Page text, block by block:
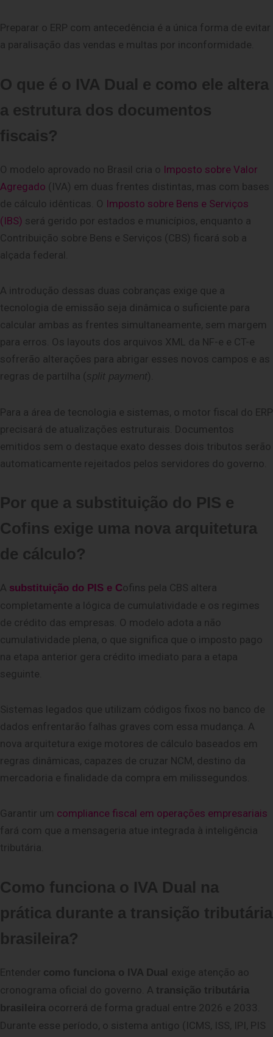
Preparar o ERP com antecedência é a única forma de evitar
a paralisação das vendas e multas por inconformidade.
O que é o IVA Dual e como ele altera
a estrutura dos documentos
fiscais?
O modelo aprovado no Brasil cria o Imposto sobre Valor
Agregado (IVA) em duas frentes distintas, mas com bases
de cálculo idênticas. O Imposto sobre Bens e Serviços
(IBS) será gerido por estados e municípios, enquanto a
Contribuição sobre Bens e Serviços (CBS) ficará sob a
alçada federal.
A introdução dessas duas cobranças exige que a
tecnologia de emissão seja dinâmica o suficiente para
calcular ambas as frentes simultaneamente, sem margem
para erros. Os layouts dos arquivos XML da NF-e e CT-e
sofrerão alterações para abrigar esses novos campos e as
regras de partilha ( split payment).
Para a área de tecnologia e sistemas, o motor fiscal do ERP
precisará de atualizações estruturais. Documentos
emitidos sem o destaque exato desses dois tributos serão
automaticamente rejeitados pelos servidores do governo.
Por que a substituição do PIS e
Cofins exige uma nova arquitetura
de cálculo?
A substituição do PIS e Cofins pela CBS altera
completamente a lógica de cumulatividade e os regimes
de crédito das empresas. O modelo adota a não
cumulatividade plena, o que significa que o imposto pago
na etapa anterior gera crédito imediato para a etapa
seguinte.
Sistemas legados que utilizam códigos fixos no banco de
dados enfrentarão falhas graves com essa mudança. A
nova arquitetura exige motores de cálculo baseados em
regras dinâmicas, capazes de cruzar NCM, destino da
mercadoria e finalidade da compra em milissegundos.
Garantir um compliance fiscal em operações empresariais
fará com que a mensageria atue integrada à inteligência
tributária.
Como funciona o IVA Dual na
prática durante a transição tributária
brasileira?
Entender como funciona o IVA Dual exige atenção ao
cronograma oficial do governo. A transição tributária
brasileira ocorrerá de forma gradual entre 2026 e 2033.
Durante esse período, o sistema antigo (ICMS, ISS, IPI, PIS